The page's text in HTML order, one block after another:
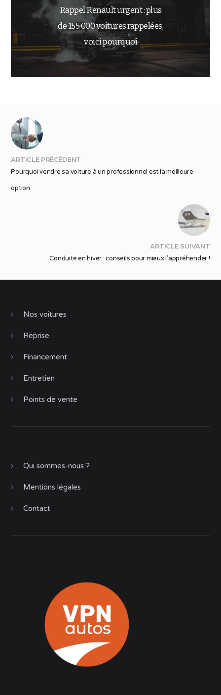
Rappel Renault urgent : plus
de 155 000 voitures rappelées,
voici pourquoi
ARTICLE PRÉCÉDENT
Pourquoi vendre sa voiture à un professionnel est la meilleure
option
ARTICLE SUIVANT
Conduite en hiver : conseils pour mieux l’appréhender !
Nos voitures
Reprise
Financement
Entretien
Points de vente
Qui sommes-nous ?
Mentions légales
Contact